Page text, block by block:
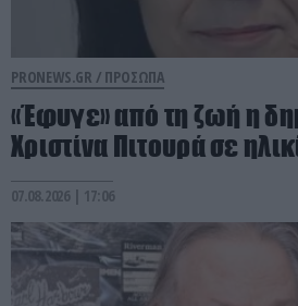
PRONEWS.GR / ΠΡΟΣΩΠΑ
«Έφυγε» από τη ζωή η
Χριστίνα Πιτουρά σε
07.08.2026 | 17:06